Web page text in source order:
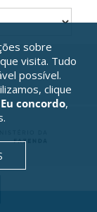
sobre
visita. Tudo
possível.
clique
Eu concordo,